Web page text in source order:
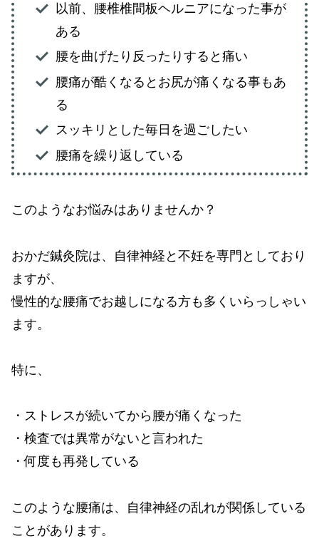
以前、腰椎椎間板ヘルニアになった事が
ある
腰を曲げたり反ったりすると痛い
腰痛が酷くなるとお尻が痛くなる事もあ
る
スッキリとした毎日を過ごしたい
腰痛を繰り返している
このようなお悩みはありませんか？
おかだ鍼灸院は、自律神経と不妊を専門としており
ますが、
慢性的な腰痛でお越しになる方も多くいらっしゃい
ます。
特に、
・ストレスが続いてから腰が痛くなった
・検査では異常がないと言われた
・何度も再発している
このような腰痛は、自律神経の乱れが関係している
ことがあります。